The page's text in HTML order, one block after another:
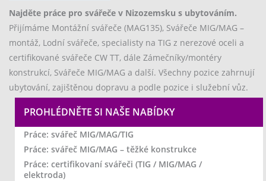
Najděte práce pro svářeče v Nizozemsku s ubytováním.
Přijímáme Montážní svářeče (MAG135), Svářeče MIG/MAG –
montáž, Lodní svářeče, specialisty na TIG z nerezové oceli a
certifikované svářeče CW TT, dále Zámečníky/montéry
konstrukcí, Svářeče MIG/MAG a další. Všechny pozice zahrnují
ubytování, zajištěnou dopravu a podle pozice i služební vůz.
PROHLÉDNĚTE SI NAŠE NABÍDKY
Práce: svářeč MIG/MAG/TIG
Práce: svářeč MIG/MAG – těžké konstrukce
Práce: certifikovaní svářeči (TIG / MIG/MAG /
elektroda)